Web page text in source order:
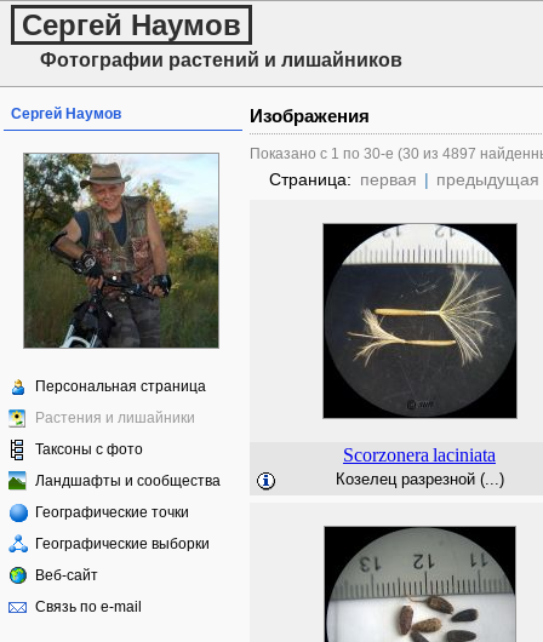
Сергей Наумов
Фотографии растений и лишайников
Сергей Наумов
Персональная страница
Растения и лишайники
Таксоны с фото
Ландшафты и сообщества
Географические точки
Географические выборки
Веб-сайт
Связь по e-mail
Изображения
Показано с 1 по 30-е (30 из 4897
Страница: первая | предыдущая
Scorzonera laciniata
Козелец разрезной (...)